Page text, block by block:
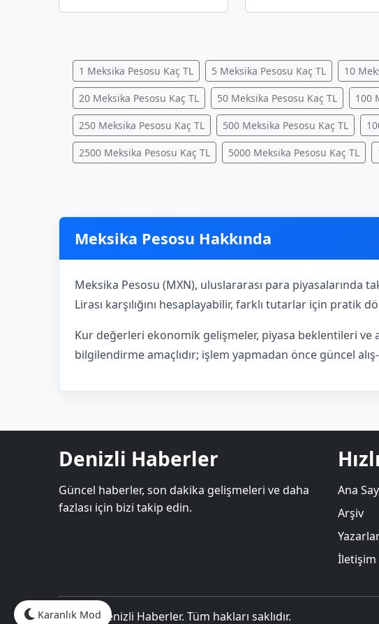
1 Meksika Pesosu Kaç TL 5 Meksika Pesosu Kaç TL 10
20 Meksika Pesosu Kaç TL 50 Meksika Pesosu Kaç TL 100
250 Meksika Pesosu Kaç TL 500 Meksika Pesosu Kaç TL
2500 Meksika Pesosu Kaç TL 5000 Meksika Pesosu Kaç TL
Meksika Pesosu Hakkında
Meksika Pesosu (MXN), uluslararası para
Lirası karşılığını hesaplayabilir, farklı tutarlar için pratik
Kur değerleri ekonomik gelişmeler, piyasa beklentileri
bilgilendirme amaçlıdır; işlem yapmadan önce güncel
Denizli Haberler
Güncel haberler, son dakika gelişmeleri ve daha
fazlası için bizi takip edin.
Ana
Arşiv
İletişim
© 2026 Denizli Haberler. Tüm hakları saklıdır.
Karanlık Mod